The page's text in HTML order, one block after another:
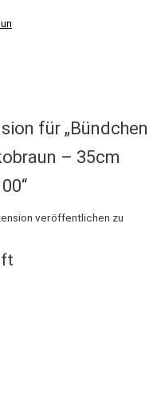
für „Bündchen
– 35cm
veröffentlichen zu